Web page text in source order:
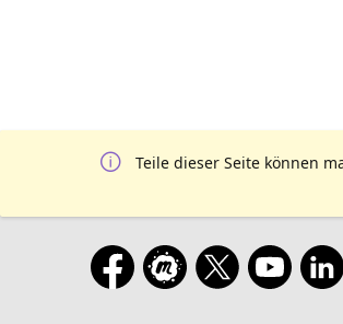
Teile dieser Seite können